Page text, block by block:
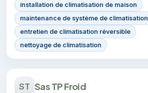
installation de climatisation de maison
maintenance de système de climatisation
entretien de climatisation réversible
nettoyage de climatisation
ST Sas TP Froid